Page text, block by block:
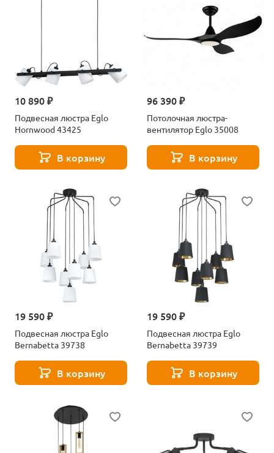
10 890 ₽
Подвесная люстра Eglo
Hornwood 43425
В корзину
96 390 ₽
Потолочная люстра-
вентилятор Eglo 35008
В корзину
19 590 ₽
Подвесная люстра Eglo
Bernabetta 39738
В корзину
19 590 ₽
Подвесная люстра Eglo
Bernabetta 39739
В корзину